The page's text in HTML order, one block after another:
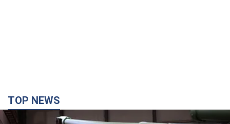
TOP NEWS